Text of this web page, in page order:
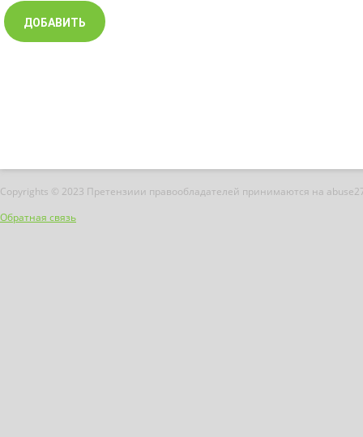
Copyrights © 2023 Претензиии правообладателей принимаются на
Обратная связь